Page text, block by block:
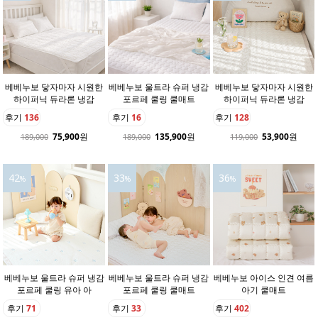
베베누보 닿자마자 시원한
하이퍼닉 듀라론 냉감
후기 136
189,000 75,900원
베베누보 울트라 슈퍼 냉감
포르페 쿨링 쿨매트
후기 16
189,000 135,900원
베베누보 닿자마자 시원한
하이퍼닉 듀라론 냉감
후기 128
119,000 53,900원
42%
베베누보 울트라 슈퍼 냉감
포르페 쿨링 유아 아
후기71
33%
베베누보 울트라 슈퍼 냉감
포르페 쿨링 쿨매트
후기33
36%
베베누보 아이스 인견 여름
아기 쿨매트
후기 402